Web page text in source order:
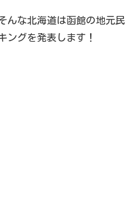
んな北海道は函館の地元民
ングを発表します！